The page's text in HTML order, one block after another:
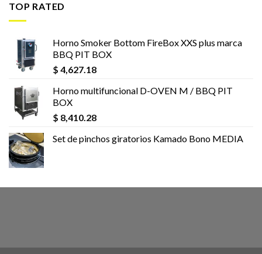
TOP RATED
Horno Smoker Bottom FireBox XXS plus marca
BBQ PIT BOX
$ 4,627.18
Horno multifuncional D-OVEN M / BBQ PIT
BOX
$ 8,410.28
Set de pinchos giratorios Kamado Bono MEDIA